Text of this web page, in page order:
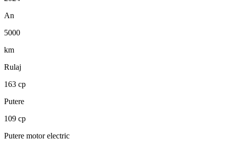
An
5000
km
Rulaj
163 cp
Putere
109 cp
Putere motor electric